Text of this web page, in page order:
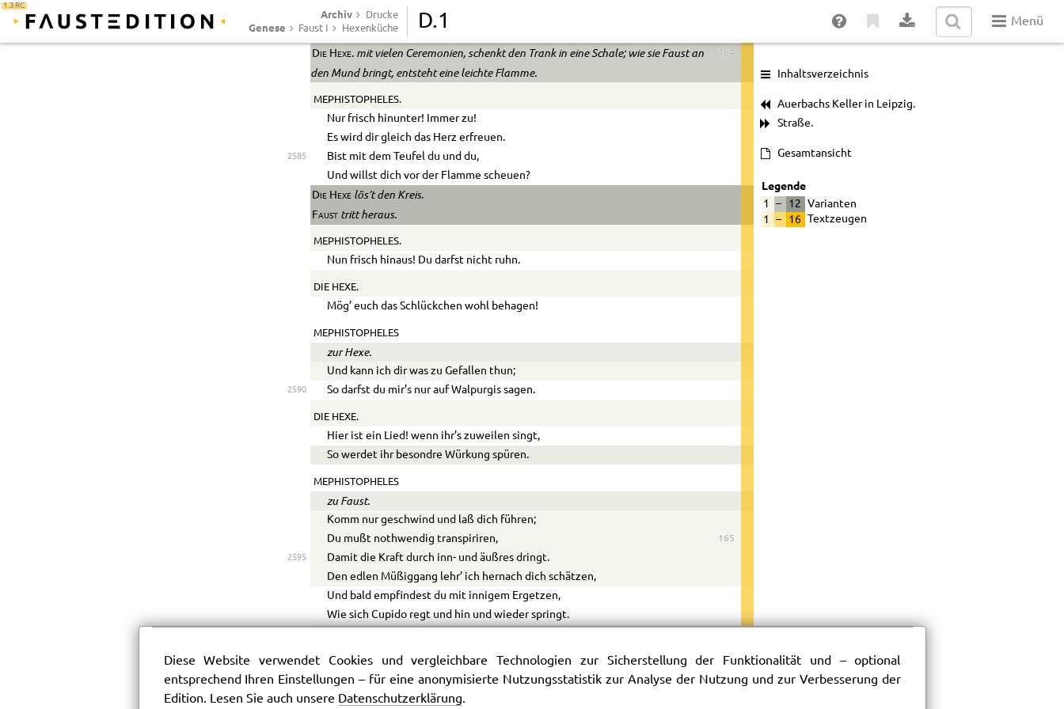
1.3 RC
Archiv Drucke
Genese Faust I Hexenküche D.1 Menü
Er ist ein Mann von vielen Graden,
Der manchen guten Schluck gethan.
164
Die Hexe.mit vielen Ceremonien, schenkt den Trank in eine Schale; wie sie Faust an
den Mund bringt, entsteht eine leichte Flamme.
MEPHISTOPHELES.
Nur frisch hinunter! Immer zu!
Es wird dir gleich das Herz erfreuen.
2585
Bist mit dem Teufel du und du,
Und willst dich vor der Flamme scheuen?
Die Hexe lös’t den Kreis.
Fausttritt heraus.
MEPHISTOPHELES.
Nun frisch hinaus! Du darfst nicht ruhn.
DIE HEXE.
Mög’ euch das Schlückchen wohl behagen!
MEPHISTOPHELES
zur Hexe.
Und kann ich dir was zu Gefallen thun;
2590 So darfst du mir’s nur auf Walpurgis sagen.
DIE HEXE.
Hier ist ein Lied! wenn ihr’s zuweilen singt,
So werdet ihr besondre Würkung spüren.
MEPHISTOPHELES
zu Faust.
Komm nur geschwind und laß dich führen;
165
Du mußt nothwendig transpiriren,
2595
Damit die Kraft durch inn- und äußres dringt.
Den edlen Müßiggang lehr’ ich hernach dich schätzen,
Und bald empfindest du mit innigem Ergetzen,
Wie sich Cupido regt und hin und wieder springt.
Laß mich nur schnell noch in den Spiegel schauen!
2600 Das Frauenbild war gar zu schön!
MEPHISTOPHELES.
Inhaltsverzeichnis
Auerbachs Keller in Leipzig.
Straße.
Gesamtansicht
Legende
1 – 12
Varianten
1
– 16 Textzeugen
Diese Website verwendet Cookies und vergleichbare Technologien zur Sicherstellung der Funktionalität und – optional
entsprechend Ihren Einstellungen – für eine anonymisierte Nutzungsstatistik zur Analyse der Nutzung und zur Verbesserung der
Edition. Lesen Sie auch unsere Datenschutzerklärung.